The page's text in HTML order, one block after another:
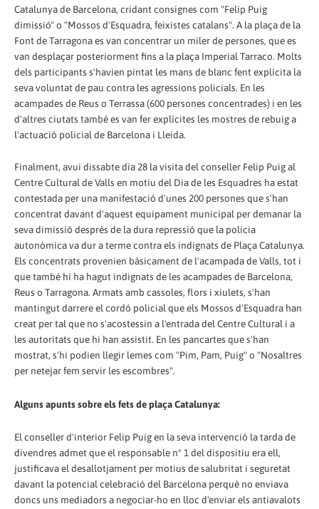
Catalunya de Barcelona, cridant consignes com "Felip Puig
dimissió" o "Mossos d'Esquadra, feixistes catalans". A la plaça de la
Font de Tarragona es van concentrar un miler de persones, que es
van desplaçar posteriorment fins a la plaça Imperial Tarraco. Molts
dels participants s'havien pintat les mans de blanc fent explícita la
seva voluntat de pau contra les agressions policials. En les
acampades de Reus o Terrassa (600 persones concentrades) i en les
d'altres ciutats també es van fer explícites les mostres de rebuig a
l'actuació policial de Barcelona i Lleida.
Finalment, avui dissabte dia 28 la visita del conseller Felip Puig al
Centre Cultural de Valls en motiu del Dia de les Esquadres ha estat
contestada per una manifestació d'unes 200 persones que s'han
concentrat davant d'aquest equipament municipal per demanar la
seva dimissió després de la dura repressió que la policia
autonòmica va dur a terme contra els indignats de Plaça Catalunya.
Els concentrats provenien bàsicament de l'acampada de Valls, tot i
que també hi ha hagut indignats de les acampades de Barcelona,
Reus o Tarragona. Armats amb cassoles, flors i xiulets, s'han
mantingut darrere el cordó policial que els Mossos d'Esquadra han
creat per tal que no s'acostessin a l'entrada del Centre Cultural i a
les autoritats que hi han assistit. En les pancartes que s'han
mostrat, s'hi podien llegir lemes com "Pim, Pam, Puig" o "Nosaltres
per netejar fem servir les escombres".
Alguns apunts sobre els fets de plaça Catalunya:
El conseller d'interior Felip Puig en la seva intervenció la tarda de
divendres admet que el responsable nº 1 del dispositiu era ell,
justificava el desallotjament per motius de salubritat i seguretat
davant la potencial celebració del Barcelona perquè no enviava
doncs uns mediadors a negociar-ho en lloc d'enviar els antiavalots